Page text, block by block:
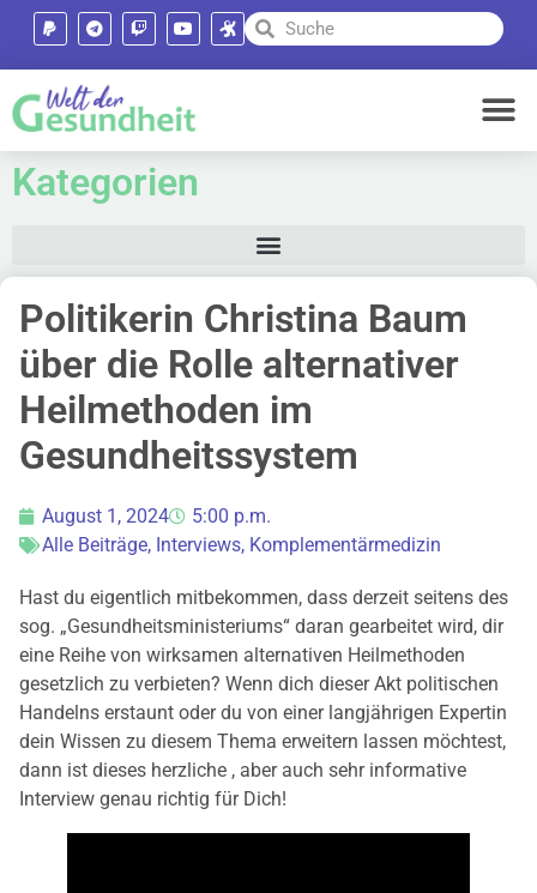
Kategorien
Politikerin Christina Baum
über die Rolle alternativer
Heilmethoden im
Gesundheitssystem
August 1, 2024
5:00 p.m.
Alle Beiträge, Interviews, Komplementärmedizin
Hast du eigentlich mitbekommen, dass derzeit seitens des
sog. „Gesundheitsministeriums“ daran gearbeitet wird, dir
eine Reihe von wirksamen alternativen Heilmethoden
gesetzlich zu verbieten? Wenn dich dieser Akt politischen
Handelns erstaunt oder du von einer langjährigen Expertin
dein Wissen zu diesem Thema erweitern lassen möchtest,
dann ist dieses herzliche , aber auch sehr informative
Interview genau richtig für Dich!